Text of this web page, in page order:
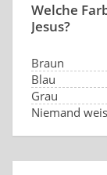
Welche
Jesus?
Braun
Blau
Grau
Niemand